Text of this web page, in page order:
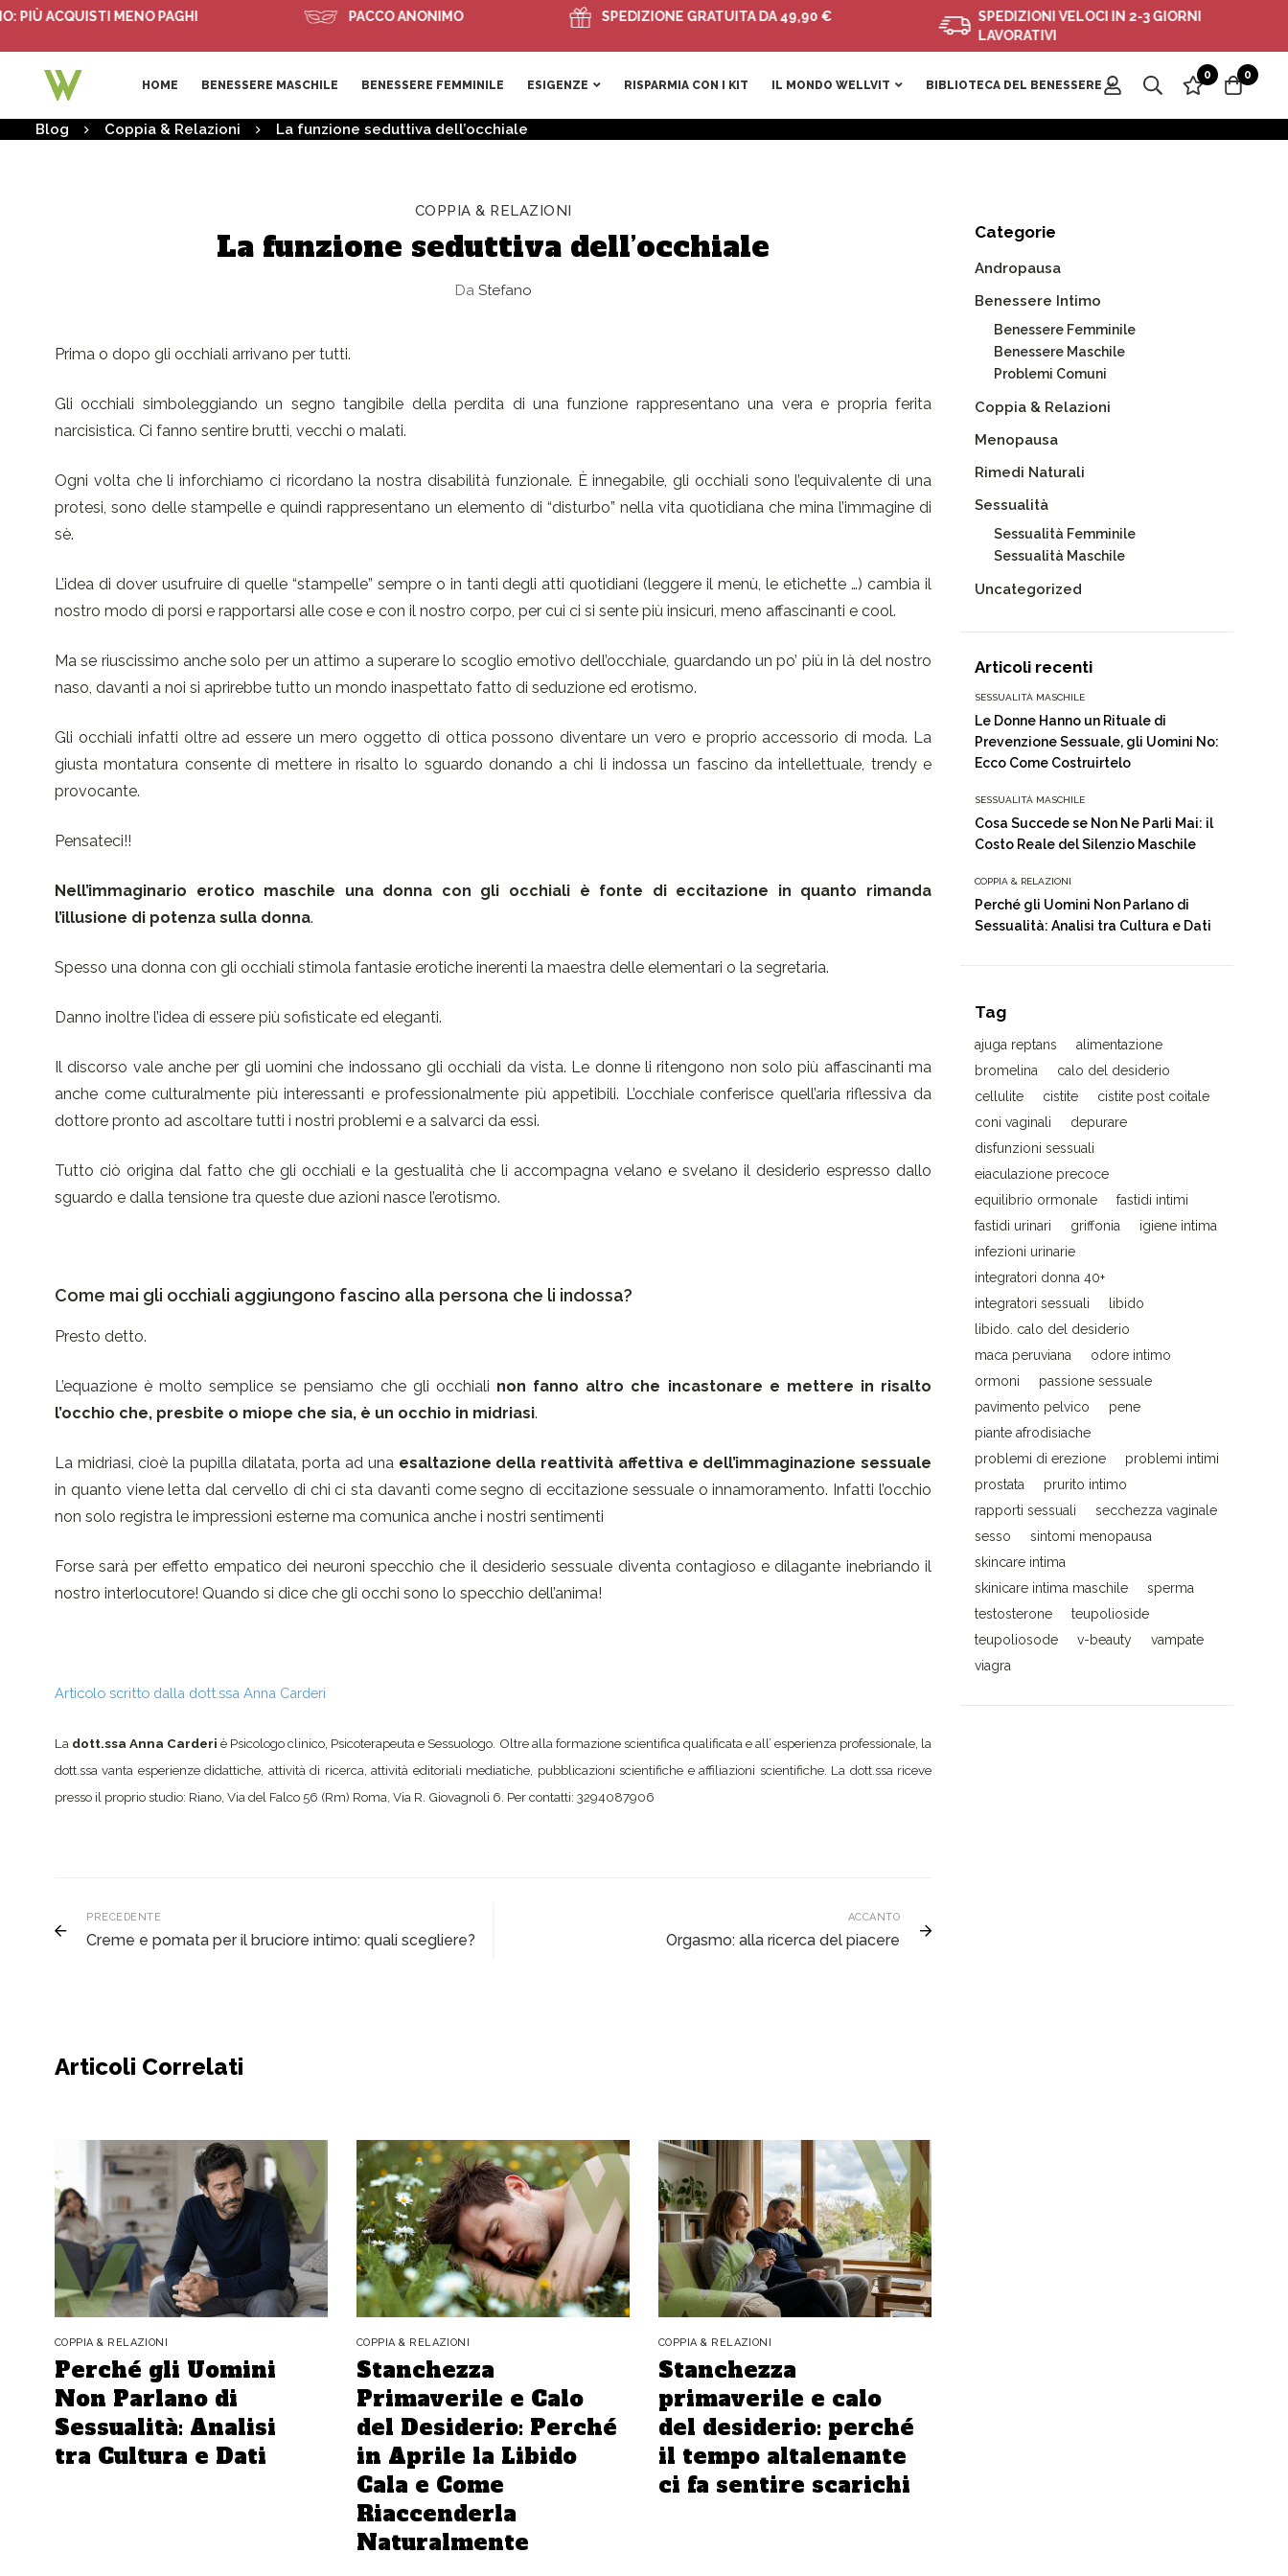
MENO PAGHI PACCO ANONIMO SPEDIZIONE GRATUITA DA 49,90 €
SPEDIZIONI VELOCI IN 2-3 GIORNI
LAVORATIVI
HOME BENESSERE MASCHILE BENESSERE FEMMINILE ESIGENZE RISPARMIA CON I KIT IL MONDO WELLVIT BIBLIOTECA DEL BENESSERE
0 0
Blog Coppia & Relazioni La funzione seduttiva dell’occhiale
COPPIA & RELAZIONI
La funzione seduttiva dell’occhiale
DaStefano
Prima o dopo gli occhiali arrivano per tutti.
Gli occhiali simboleggiando un segno tangibile della perdita di una funzione rappresentano una vera e propria ferita
narcisistica. Ci fanno sentire brutti, vecchi o malati.
Ogni volta che li inforchiamo ci ricordano la nostra disabilità funzionale. È innegabile, gli occhiali sono l’equivalente di una
protesi, sono delle stampelle e quindi rappresentano un elemento di “disturbo” nella vita quotidiana che mina l’immagine di
sè.
L’idea di dover usufruire di quelle “stampelle” sempre o in tanti degli atti quotidiani (leggere il menù, le etichette …) cambia il
nostro modo di porsi e rapportarsi alle cose e con il nostro corpo, per cui ci si sente più insicuri, meno affascinanti e cool.
Ma se riuscissimo anche solo per un attimo a superare lo scoglio emotivo dell’occhiale, guardando un po’ più in là del nostro
naso, davanti a noi si aprirebbe tutto un mondo inaspettato fatto di seduzione ed erotismo.
Gli occhiali infatti oltre ad essere un mero oggetto di ottica possono diventare un vero e proprio accessorio di moda. La
giusta montatura consente di mettere in risalto lo sguardo donando a chi li indossa un fascino da intellettuale, trendy e
provocante.
Pensateci!!
Nell’immaginario erotico maschile una donna con gli occhiali è fonte di eccitazione in quanto rimanda
l’illusione di potenza sulla donna.
Spesso una donna con gli occhiali stimola fantasie erotiche inerenti la maestra delle elementari o la segretaria.
Danno inoltre l’idea di essere più sofisticate ed eleganti.
Il discorso vale anche per gli uomini che indossano gli occhiali da vista. Le donne li ritengono non solo più affascinanti ma
anche come culturalmente più interessanti e professionalmente più appetibili. L’occhiale conferisce quell’aria riflessiva da
dottore pronto ad ascoltare tutti i nostri problemi e a salvarci da essi.
Tutto ciò origina dal fatto che gli occhiali e la gestualità che li accompagna velano e svelano il desiderio espresso dallo
sguardo e dalla tensione tra queste due azioni nasce l’erotismo.
Come mai gli occhiali aggiungono fascino alla persona che li indossa?
Presto detto.
L’equazione è molto semplice se pensiamo che gli occhiali non fanno altro che incastonare e mettere in risalto
l’occhio che, presbite o miope che sia, è un occhio in midriasi.
La midriasi, cioè la pupilla dilatata, porta ad una esaltazione della reattività affettiva e dell’immaginazione sessuale
in quanto viene letta dal cervello di chi ci sta davanti come segno di eccitazione sessuale o innamoramento. Infatti l’occhio
non solo registra le impressioni esterne ma comunica anche i nostri sentimenti
Forse sarà per effetto empatico dei neuroni specchio che il desiderio sessuale diventa contagioso e dilagante inebriando il
nostro interlocutore! Quando si dice che gli occhi sono lo specchio dell’anima!
Articolo scritto dalla dott.ssa Anna Carderi
La dott.ssa Anna Carderi è Psicologo clinico, Psicoterapeuta e Sessuologo. Oltre alla formazione scientifica qualificata e all’ esperienza professionale, la
dott.ssa vanta esperienze didattiche, attività di ricerca, attività editoriali mediatiche, pubblicazioni scientifiche e affiliazioni scientifiche. La dott.ssa riceve
presso il proprio studio: Riano, Via del Falco 56 (Rm) Roma, Via R. Giovagnoli 6. Per contatti: 3294087906
PRECEDENTE
Creme e pomata per il bruciore intimo: quali scegliere?
ACCANTO
Orgasmo: alla ricerca del piacere
Articoli Correlati
COPPIA & RELAZIONI
Perché gli Uomini
Non Parlano di
Sessualità: Analisi
tra Cultura e Dati
COPPIA & RELAZIONI
Stanchezza
Primaverile e Calo
del Desiderio: Perché
in Aprile la Libido
Cala e Come
Riaccenderla
Naturalmente
COPPIA & RELAZIONI
Stanchezza
primaverile e calo
del desiderio: perché
il tempo altalenante
ci fa sentire scarichi
Categorie
Andropausa
Benessere Intimo
Benessere Femminile
Benessere Maschile
Problemi Comuni
Coppia & Relazioni
Menopausa
Rimedi Naturali
Sessualità
Sessualità Femminile
Sessualità Maschile
Uncategorized
Articoli recenti
SESSUALITÀ MASCHILE
Le Donne Hanno un Rituale di
Prevenzione Sessuale, gli Uomini No:
Ecco Come Costruirtelo
SESSUALITÀ MASCHILE
Cosa Succede se Non Ne Parli Mai: il
Costo Reale del Silenzio Maschile
COPPIA & RELAZIONI
Perché gli Uomini Non Parlano di
Sessualità: Analisi tra Cultura e Dati
Tag
ajuga reptans
alimentazione
bromelina
calo del desiderio
cellulite
cistite
cistite post coitale
coni vaginali
depurare
disfunzioni sessuali
eiaculazione precoce
equilibrio ormonale
fastidi intimi
fastidi urinari
griffonia
igiene intima
infezioni urinarie
integratori donna 40+
integratori sessuali
libido
libido. calo del desiderio
maca peruviana
odore intimo
ormoni
passione sessuale
pavimento pelvico
pene
piante afrodisiache
problemi di erezione
problemi intimi
prostata
prurito intimo
rapporti sessuali
secchezza vaginale
sesso
sintomi menopausa
skincare intima
skinicare intima maschile
sperma
testosterone
teupolioside
teupoliosode
v-beauty
vampate
viagra